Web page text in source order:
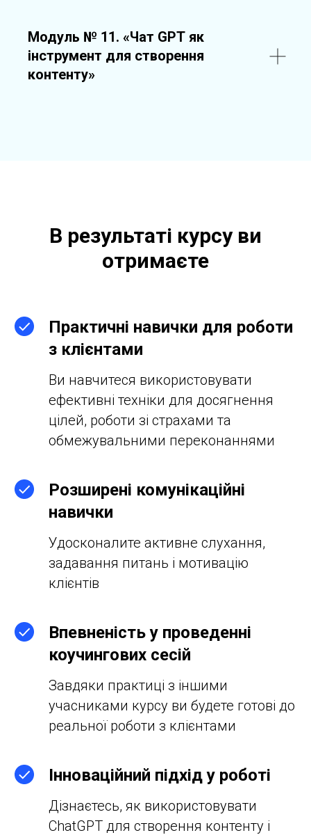
Модуль № 11. «Чат GPT як
інструмент для створення
контенту»
В результаті курсу ви
отримаєте
Практичні навички для роботи
з клієнтами
Ви навчитеся використовувати
ефективні техніки для досягнення
цілей, роботи зі страхами та
обмежувальними переконаннями
Розширені комунікаційні
навички
Удосконалите активне слухання,
задавання питань і мотивацію
клієнтів
Впевненість у проведенні
коучингових сесій
Завдяки практиці з іншими
учасниками курсу ви будете готові до
реальної роботи з клієнтами
Інноваційний підхід у роботі
Дізнаєтесь, як використовувати
ChatGPT для створення контенту і